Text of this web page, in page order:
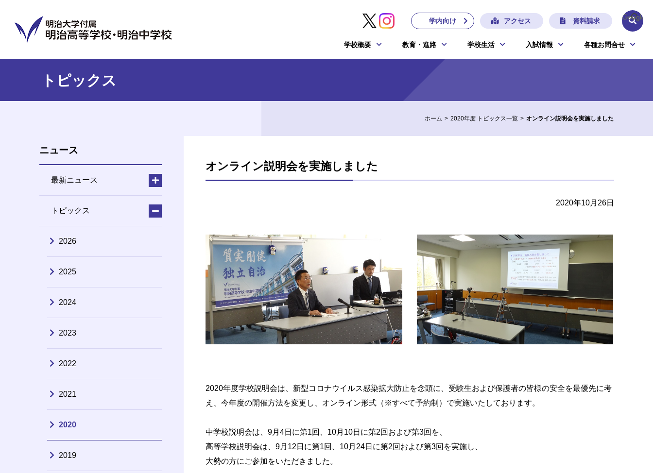
学内向け アクセス 資料請求
学校概要 教育・進路 学校生活 入試情報 各種お問合せ
トピックス
ホーム 2020年度 トピックス一覧 オンライン説明会を実施しました
ニュース
最新ニュース
トピックス
2026
2025
2024
2023
2022
2021
2020
2019
オンライン説明会を実施しました
2020年10月26日
2020年度学校説明会は、新型コロナウイルス感染拡大防止を念頭に、受験生および保護者の皆様の安全を最優先に考
え、今年度の開催方法を変更し、オンライン形式（※すべて予約制）で実施いたしております。
中学校説明会は、9月4日に第1回、10月10日に第2回および第3回を、
高等学校説明会は、9月12日に第1回、10月24日に第2回および第3回を実施し、
大勢の方にご参加をいただきました。